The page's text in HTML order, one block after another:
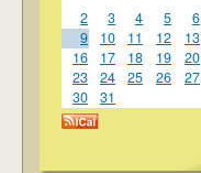
2
3 4 5 6
9
10 11 12 13
16
17 18 19 20
23
24 25 26 27
30
31